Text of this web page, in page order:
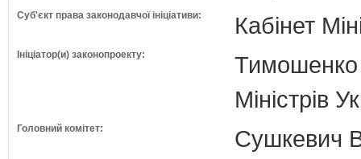
Суб'єкт права законодавчої ініціативи: Кабінет
Ініціатор(и) законопроекту:
Тимошенко
Міністрів
Головний комітет:
Сушкевич